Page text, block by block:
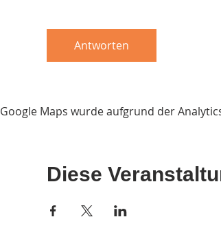
Antworten
Google Maps wurde aufgrund der
Diese